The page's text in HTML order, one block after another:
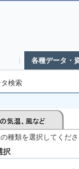
各種データ・
検索
種類を選択してくだ
択